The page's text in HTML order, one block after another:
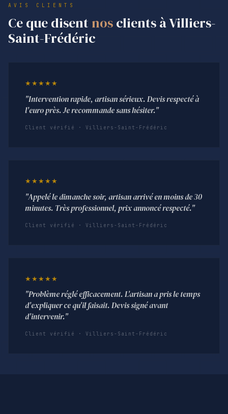
AVIS CLIENTS
Ce que disent nosclients à Villiers-
Saint-Frédéric
★★★★★
"Intervention rapide, artisan sérieux. Devis respecté à
l'euro près. Je recommande sans hésiter."
Client vérifié · Villiers-Saint-Frédéric
★★★★★
"Appelé le dimanche soir, artisan arrivé en moins de 30
minutes. Très professionnel, prix annoncé respecté."
Client vérifié · Villiers-Saint-Frédéric
★★★★★
"Problème réglé efficacement. L'artisan a pris le temps
d'expliquer ce qu'il faisait. Devis signé avant
d'intervenir."
Client vérifié · Villiers-Saint-Frédéric